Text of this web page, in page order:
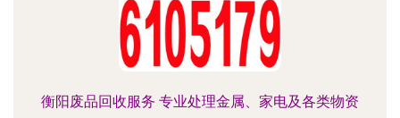
衡阳废品回收服务 专业处理金属、家电及各类物资